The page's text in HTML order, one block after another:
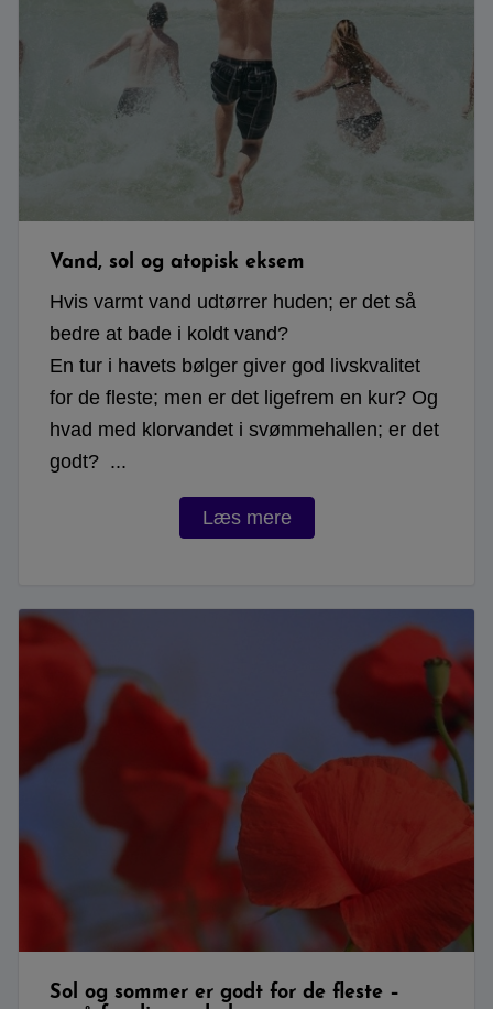
Vand, sol og atopisk eksem
Hvis varmt vand udtørrer huden; er det så
bedre at bade i koldt vand?
En tur i havets bølger giver god livskvalitet
for de fleste; men er det ligefrem en kur? Og
hvad med klorvandet i svømmehallen; er det
godt? ...
Læs mere
Sol og sommer er godt for de fleste –